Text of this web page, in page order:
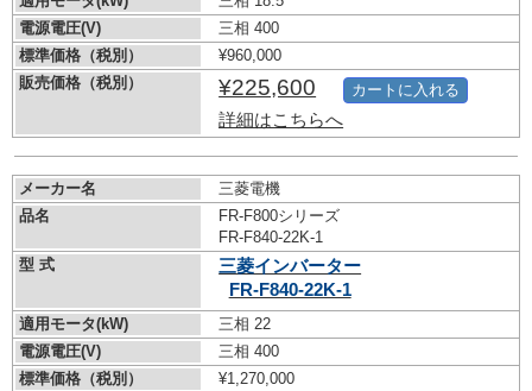
電源電圧(V)
三相 400
標準価格（税別）
¥960,000
販売価格（税別）
¥225,600
詳細はこちらへ
カートに入れる
メーカー名
三菱電機
品名
FR-F800シリーズ
FR-F840-22K-1
型 式
三菱インバーター
FR-F840-22K-1
適用モータ(kW)
三相 22
電源電圧(V)
三相 400
標準価格（税別）
¥1,270,000